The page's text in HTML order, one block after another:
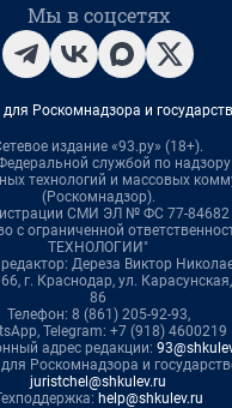
Мы в соцсетях
Роскомнадзора и
издание «93.ру» (18+).
службой по надзору
технологий и массовых
(Роскомнадзор).
СМИ ЭЛ № ФС 77-84682
с ограниченной
ТЕХНОЛОГИИ"
Дереза Виктор
г. Краснодар, ул.
86
Телефон: 8 (861) 205-92-93,
Telegram: +7 (918) 4600219
адрес редакции:
Роскомнадзора и
juristchel@shkulev.ru
help@shkulev.ru